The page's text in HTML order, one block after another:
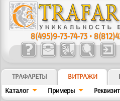
8(495)9-73-74-73 •
ТРАФАРЕТЫ ВИТРАЖИ
Кaтaлoг
Примеры Реквизит